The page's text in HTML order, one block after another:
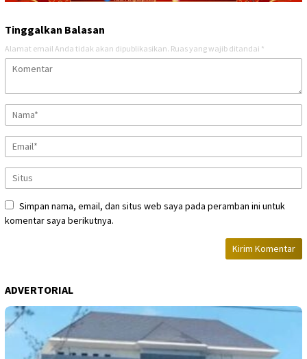
Tinggalkan Balasan
Alamat email Anda tidak akan dipublikasikan. Ruas yang wajib ditandai *
Simpan nama, email, dan situs web saya pada peramban ini untuk
komentar saya berikutnya.
ADVERTORIAL